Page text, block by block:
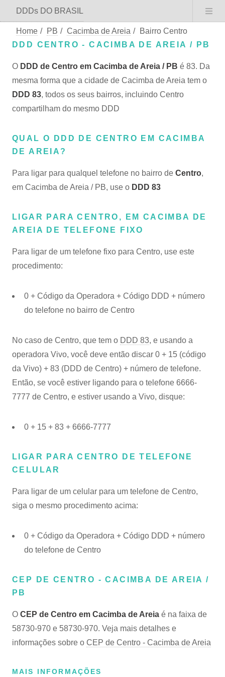
DDDs DO BRASIL
Home / PB / Cacimba de Areia /
Bairro Centro
DDD CENTRO - CACIMBA DE AREIA / PB
O DDD de Centro em Cacimba de Areia / PB é 83. Da
mesma forma que a cidade de Cacimba de Areia tem o
DDD 83, todos os seus bairros, incluindo Centro
compartilham do mesmo DDD
QUAL O DDD DE CENTRO EM CACIMBA
DE AREIA?
Para ligar para qualquel telefone no bairro de Centro,
em Cacimba de Areia / PB, use o DDD 83
LIGAR PARA CENTRO, EM CACIMBA DE
AREIA DE TELEFONE FIXO
Para ligar de um telefone fixo para Centro, use este
procedimento:
0 + Código da Operadora + Código DDD + número
do telefone no bairro de Centro
No caso de Centro, que tem o DDD 83, e usando a
operadora Vivo, você deve então discar 0 + 15 (código
da Vivo) + 83 (DDD de Centro) + número de telefone.
Então, se você estiver ligando para o telefone 6666-
7777 de Centro, e estiver usando a Vivo, disque:
0 + 15 + 83 + 6666-7777
LIGAR PARA CENTRO DE TELEFONE
CELULAR
Para ligar de um celular para um telefone de Centro,
siga o mesmo procedimento acima:
0 + Código da Operadora + Código DDD + número
do telefone de Centro
CEP DE CENTRO - CACIMBA DE AREIA /
PB
O CEP de Centro em Cacimba de Areia é na faixa de
58730-970 e 58730-970. Veja mais detalhes e
informações sobre o CEP de Centro - Cacimba de Areia
MAIS INFORMAÇÕES